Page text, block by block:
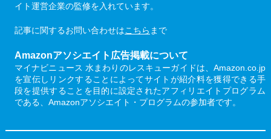
イト運営企業の監修を入れています。
記事に関するお問い合わせはこちら まで
Amazonアソシエイト広告掲載について
マイナビニュース 水まわりのレスキューガイドは、Amazon.co.jp
を宣伝しリンクすることによってサイトが紹介料を獲得できる手
段を提供することを目的に設定されたアフィリエイトプログラム
である、Amazonアソシエイト・プログラムの参加者です。